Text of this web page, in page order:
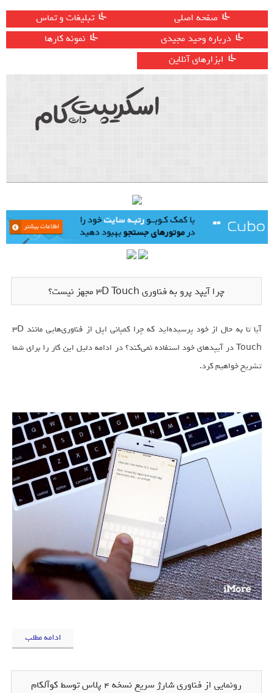
صفحه اصلی
تبلیغات و تماس
درباره وحید مجیدی
نمونه کارها
ابزارهای آنلاین
چرا آیپد پرو‌ به فناوری 3D Touch مجهز نیست؟
آیا تا به حال از خود پرسیده‌‌اید که چرا کمپانی اپل از فناوری‌هایی مانند 3D
Touch در آیپدهای خود استفاده نمی‌کند؟ در ادامه دلیل این کار را برای شما
تشریح خواهیم کرد.
ادامه مطلب
رونمایی از فناوری شارژ سریع نسخه ۴ پلاس توسط کوآلکام